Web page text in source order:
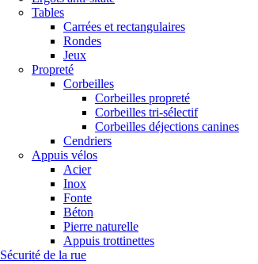
Tables
Carrées et rectangulaires
Rondes
Jeux
Propreté
Corbeilles
Corbeilles propreté
Corbeilles tri-sélectif
Corbeilles déjections canines
Cendriers
Appuis vélos
Acier
Inox
Fonte
Béton
Pierre naturelle
Appuis trottinettes
Sécurité de la rue